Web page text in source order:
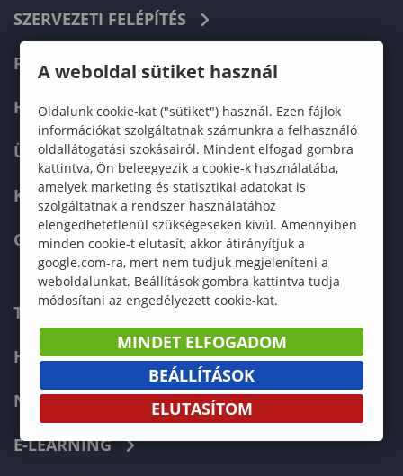
SZERVEZETI FELÉPÍTÉS
FELVÉTELIZŐKNEK
HALLGATÓKNAK
ÜZLETI PARTNEREKNEK
KARRIER
GREEN UNIVERSITY
TELEFONKÖNYV
HIBABEJELENTÉS
NEPTUN
E-LEARNING
A weboldal sütiket használ
Oldalunk cookie-kat ("sütiket") használ. Ezen fájlok
információkat szolgáltatnak számunkra a felhasználó
oldallátogatási szokásairól. Mindent elfogad gombra
kattintva, Ön beleegyezik a cookie-k használatába,
amelyek marketing és statisztikai adatokat is
szolgáltatnak a rendszer használatához
elengedhetetlenül szükségeseken kívül. Amennyiben
minden cookie-t elutasít, akkor átirányítjuk a
google.com-ra, mert nem tudjuk megjeleníteni a
weboldalunkat. Beállítások gombra kattintva tudja
módosítani az engedélyezett cookie-kat.
MINDET ELFOGADOM
BEÁLLÍTÁSOK
ELUTASÍTOM